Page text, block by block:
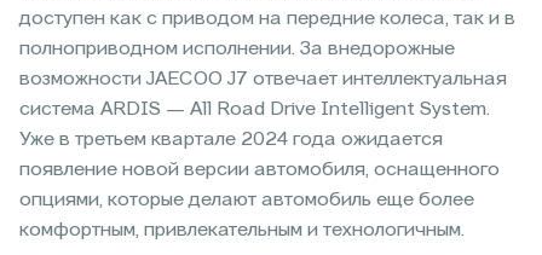
доступен как с приводом на передние колеса, так и в
полноприводном исполнении. За внедорожные
возможности JAECOO J7 отвечает интеллектуальная
система ARDIS — All Road Drive Intelligent System.
Уже в третьем квартале 2024 года ожидается
появление новой версии автомобиля, оснащенного
опциями, которые делают автомобиль еще более
комфортным, привлекательным и технологичным.